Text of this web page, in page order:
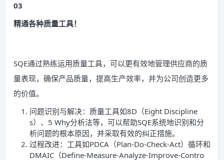
03
精通各种质量工具！
SQE通过熟练运用质量工具，可以更有效地管理供应商的质
量表现，确保产品质量，提高生产效率，并为公司创造更多
的价值。
问题识别与解决：质量工具如8D（Eight Discipline
s）、5 Why分析法等，可以帮助SQE系统地识别和分
析问题的根本原因，并采取有效的纠正措施。
过程改进：工具如PDCA（Plan-Do-Check-Act）循环和
DMAIC（Define-Measure-Analyze-Improve-Contro